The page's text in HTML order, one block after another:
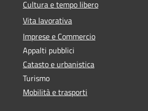
Cultura e tempo libero
Vita lavorativa
Imprese e Commercio
Appalti pubblici
Catasto e urbanistica
Turismo
Mobilità e trasporti